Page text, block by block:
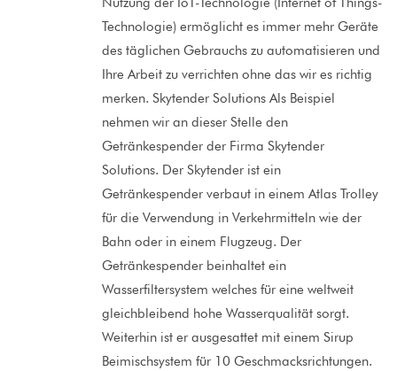
Technologie) ermöglicht es immer mehr Geräte
des täglichen Gebrauchs zu automatisieren und
Ihre Arbeit zu verrichten ohne das wir es richtig
merken. Skytender Solutions Als Beispiel
nehmen wir an dieser Stelle den
Getränkespender der Firma Skytender
Solutions. Der Skytender ist ein
Getränkespender verbaut in einem Atlas Trolley
für die Verwendung in Verkehrmitteln wie der
Bahn oder in einem Flugzeug. Der
Getränkespender beinhaltet ein
Wasserfiltersystem welches für eine weltweit
gleichbleibend hohe Wasserqualität sorgt.
Weiterhin ist er ausgesattet mit einem Sirup
Beimischsystem für 10 Geschmacksrichtungen.